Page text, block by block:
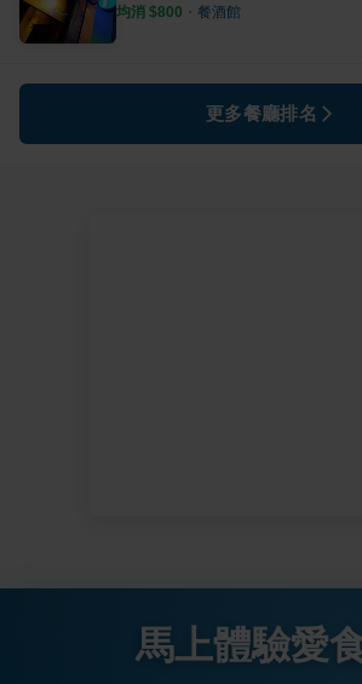
均消 $800 ・ 餐酒館
更多餐廳排名
馬上體驗愛